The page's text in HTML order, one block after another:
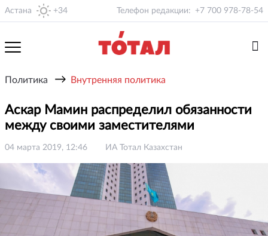
Астана +34 Телефон редакции: +7 700 978-78-54
Политика → Внутренняя политика
Аскар Мамин распределил обязанности
между своими заместителями
04 марта 2019, 12:46 ИА Тотал Казахстан